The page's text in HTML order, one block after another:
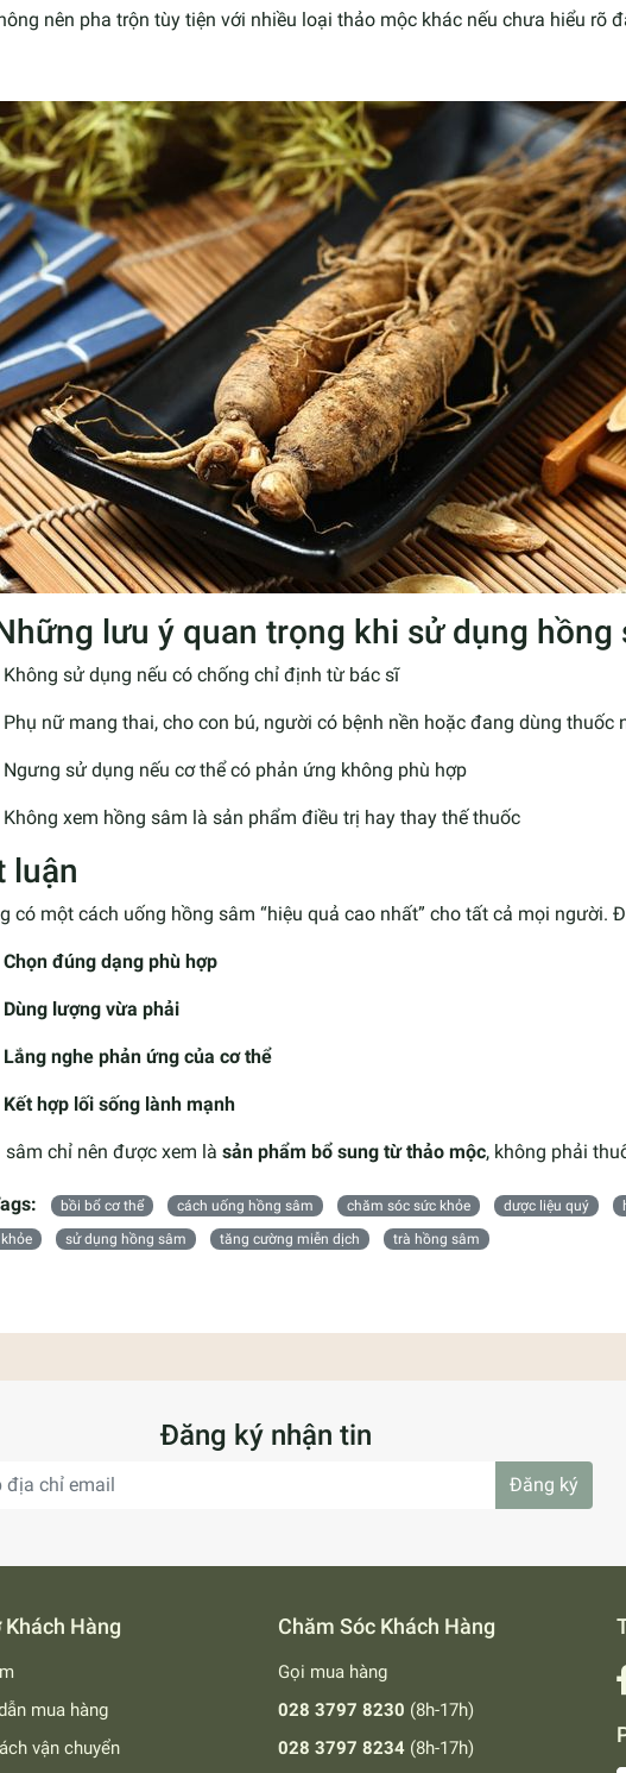
nên pha trộn tùy tiện với nhiều loại thảo mộc khác nếu chưa hiểu rõ
lưu ý quan trọng khi sử dụng hồng
Không sử dụng nếu có chống chỉ định từ bác sĩ
Phụ nữ mang thai, cho con bú, người có bệnh nền hoặc đang dùng thuốc
Ngưng sử dụng nếu cơ thể có phản ứng không phù hợp
Không xem hồng sâm là sản phẩm điều trị hay thay thế thuốc
luận
có một cách uống hồng sâm “hiệu quả cao nhất” cho tất cả mọi người.
Chọn đúng dạng phù hợp
Dùng lượng vừa phải
Lắng nghe phản ứng của cơ thể
Kết hợp lối sống lành mạnh
sâm chỉ nên được xem là sản phẩm bổ sung từ thảo mộc, không phải
bồi bổ cơ thể cách uống hồng sâm chăm sóc sức khỏe dược liệu quý
sử dụng hồng sâm tăng cường miễn dịch trà hồng sâm
Đăng ký nhận tin
Đăng ký
Khách Hàng
mua hàng
vận chuyển
Chăm Sóc Khách Hàng
Gọi mua hàng
028 3797 8230 (8h-17h)
028 3797 8234 (8h-17h)